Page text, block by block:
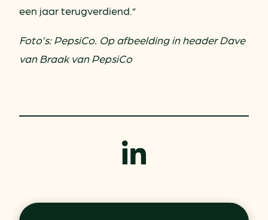
een jaar terugverdiend.”
Foto’s: PepsiCo. Op afbeelding in header Dave
van Braak van PepsiCo